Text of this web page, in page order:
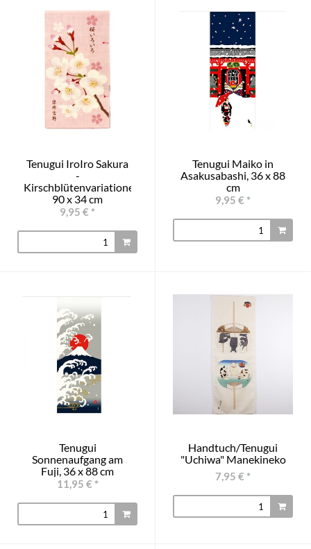
Tenugui IroIro Sakura
-
Kirschblütenvariationen
90 x 34 cm
9,95 € *
Tenugui Maiko in
Asakusabashi, 36 x 88
cm
9,95 € *
Tenugui
Sonnenaufgang am
Fuji, 36 x 88 cm
11,95 € *
Handtuch/Tenugui
"Uchiwa" Manekineko
7,95 € *